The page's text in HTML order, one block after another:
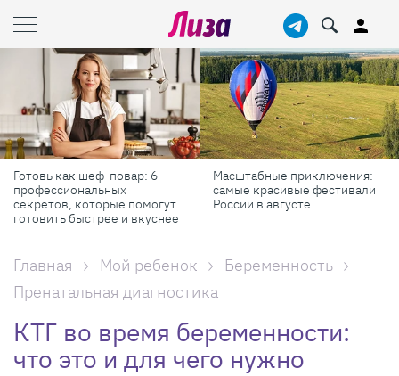
Готовь как шеф-повар: 6
профессиональных
секретов, которые помогут
готовить быстрее и вкуснее
Масштабные приключения:
самые красивые фестивали
России в августе
Главная Мой ребенок
Беременность
Пренатальная диагностика
КТГ во время беременности:
что это и для чего нужно